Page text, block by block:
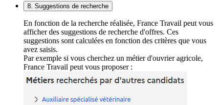
8. Suggestions de recherche
En fonction de la recherche réalisée, France Travail peut vous
afficher des suggestions de recherche d'offres. Ces
suggestions sont calculées en fonction des critères que vous
avez saisis.
Par exemple si vous cherchez un métier d'ouvrier agricole,
France Travail peut vous proposer :